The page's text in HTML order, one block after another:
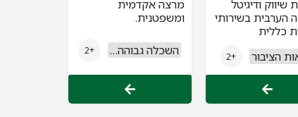
שיווק ודיגיטל
הערבית בשירותי
כללית
הציבור
+2
מרצה אקדמית
ומשפטנית.
השכלה גבוהה ואקדמיה +2